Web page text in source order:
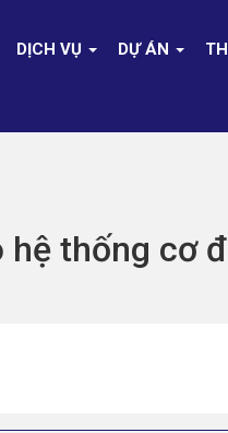
DỊCH VỤ DỰ ÁN
thống cơ